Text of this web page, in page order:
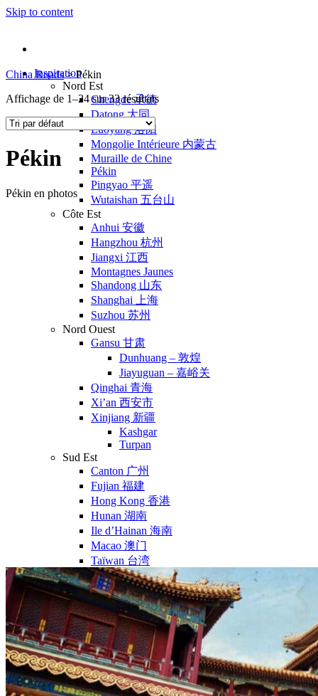
Skip to content
Inspiration
Nord Est
Chengde 承德
Datong 大同
Luoyang 洛阳
Mongolie Intérieure 内蒙古
Muraille de Chine
Pékin
Pingyao 平遥
Wutaishan 五台山
Côte Est
Anhui 安徽
Hangzhou 杭州
Jiangxi 江西
Montagnes Jaunes
Shandong 山东
Shanghai 上海
Suzhou 苏州
Nord Ouest
Gansu 甘肃
Dunhuang – 敦煌
Jiayuguan – 嘉峪关
Qinghai 青海
Xi’an 西安市
Xinjiang 新疆
Kashgar
Turpan
Sud Est
Canton 广州
Fujian 福建
Hong Kong 香港
Hunan 湖南
Ile d’Hainan 海南
Macao 澳门
Taïwan 台湾
Shenzhen
Sud Ouest
Chongqing 重庆
Guangxi 广西
Guizhou 贵州
Hubei
Sichuan 四川
Tibet 西藏
Yunnan 云南
China Roads > Pékin
Affichage de 1–24 sur 33 résultats
Pékin
Pékin en photos